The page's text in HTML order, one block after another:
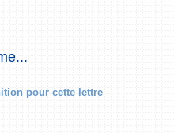
pour cette lettre